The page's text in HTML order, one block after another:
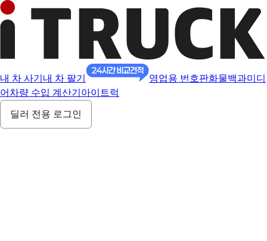
내 차 사기 내 차 팔기 영업용 번호판화물백과미디
어 차량 수입 계산기 아이트럭
딜러 전용 로그인